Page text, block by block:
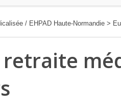
/ EHPAD Haute-Normandie >